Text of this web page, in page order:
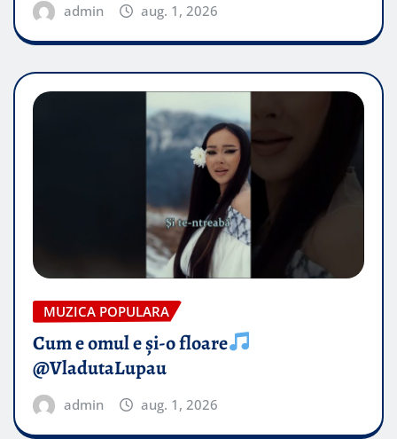
admin aug. 1, 2026
MUZICA POPULARA
Cum e omul e și-o floare
@VladutaLupau
admin aug. 1, 2026